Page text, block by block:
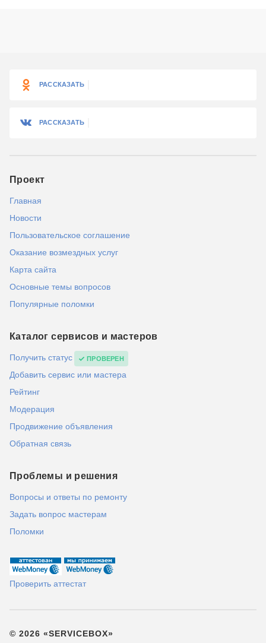
РАССКАЗАТЬ
РАССКАЗАТЬ
Проект
Главная
Новости
Пользовательское соглашение
Оказание возмездных услуг
Карта сайта
Основные темы вопросов
Популярные поломки
Каталог сервисов и мастеров
Получить статус ПРОВЕРЕН
Добавить сервис или мастера
Рейтинг
Модерация
Продвижение объявления
Обратная связь
Проблемы и решения
Вопросы и ответы по ремонту
Задать вопрос мастерам
Поломки
Проверить аттестат
© 2026 «SERVICEBOX»